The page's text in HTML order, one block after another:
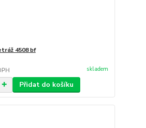
4508 bf
skladem
Přidat do košíku